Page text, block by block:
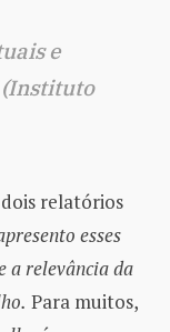
e
(Instituto
relatórios
esses
a relevância da
Para muitos,